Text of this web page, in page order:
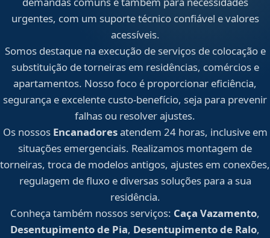
urgentes, com um suporte técnico confiável e valores
acessíveis.
Somos destaque na execução de serviços de colocação e
substituição de torneiras em residências, comércios e
apartamentos. Nosso foco é proporcionar eficiência,
segurança e excelente custo-benefício, seja para prevenir
falhas ou resolver ajustes.
Os nossos Encanadoresatendem 24 horas, inclusive em
situações emergenciais. Realizamos montagem de
torneiras, troca de modelos antigos, ajustes em conexões,
regulagem de fluxo e diversas soluções para a sua
residência.
Conheça também nossos serviços: Caça Vazamento,
Desentupimento de Pia, Desentupimento de Ralo,